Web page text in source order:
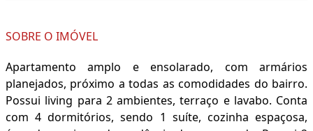
SOBRE O IMÓVEL
Apartamento amplo e ensolarado, com armários
planejados, próximo a todas as comodidades do bairro.
Possui living para 2 ambientes, terraço e lavabo. Conta
com 4 dormitórios, sendo 1 suíte, cozinha espaçosa,